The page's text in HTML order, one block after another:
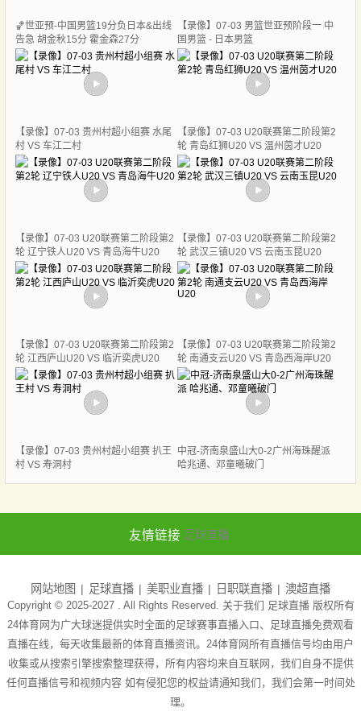
🏀世亚预-中国男篮19分负日本&出线
告急 胡金秋15分 霍金森27分
【录像】07-03 男篮世亚预阶段一 中
国男篮 - 日本男篮
【录像】07-03 贵州村超小组赛 水尾
村 VS 车江二村
【录像】07-03 U20联赛第二阶段第2
轮 青岛红狮U20 VS 温州茵才U20
【录像】07-03 U20联赛第二阶段第2
轮 辽宁铁人U20 VS 青岛海牛U20
【录像】07-03 U20联赛第二阶段第2
轮 武汉三镇U20 VS 云南玉昆U20
【录像】07-03 U20联赛第二阶段第2
轮 江西庐山U20 VS 临沂奕虎U20
【录像】07-03 U20联赛第二阶段第2
轮 南通支云U20 VS 青岛西海岸U20
【录像】07-03 贵州村超小组赛 扒王
村 VS 寿洞村
中冠-济南泉盛山大0-2广州海珠醒派
哈兆通、邓童曦破门
友情链接 足球直播
网站地图 足球直播 美职业直播 日职联直播 澳超直播
Copyright © 2025-2027 . All Rights Reserved. 关于我们 足球直播版权所有
24体育网为广大球迷提供实时全面的足球赛事直播入口、足球直播免费观看
直播在线，每天收集最新的体育直播资讯。24体育网所有直播信号均由用户
收集或从搜索引擎搜索整理获得，所有内容均来自互联网，我们自身不提供
任何直播信号和视频内容 如有侵犯您的权益请通知我们，我们会第一时间处
理。